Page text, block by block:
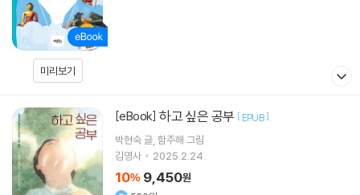
미리보기
[eBook] 하고 싶은 공부 [ EPUB]
박현숙글 함주해 그림
김영사
2025.2.24.
10% 9,450원